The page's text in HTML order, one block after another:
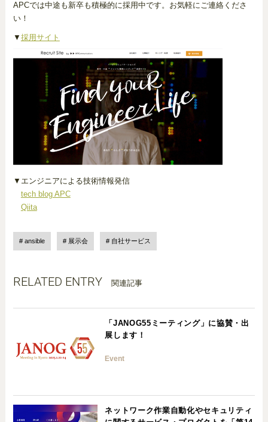
APCでは中途も新卒も積極的に採用中です。お気軽にご連絡くださ
い！
▼ 採用サイト
▼エンジニアによる技術情報発信
tech blog APC
Qiita
ansible 展示会 自社サービス
RELATED ENTRY 関連記事
「JANOG55ミーティング」に協賛・出
展します！
Event
ネットワーク作業自動化やセキュリティ